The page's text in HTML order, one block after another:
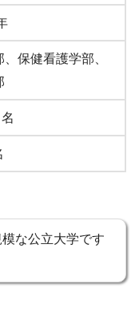
、保健看護学部、
な公立大学です